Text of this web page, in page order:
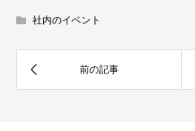
社内のイベント